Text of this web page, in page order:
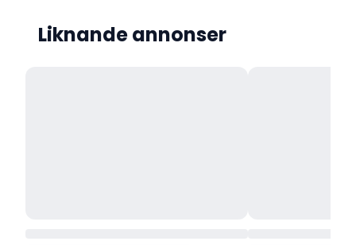
Liknande annonser